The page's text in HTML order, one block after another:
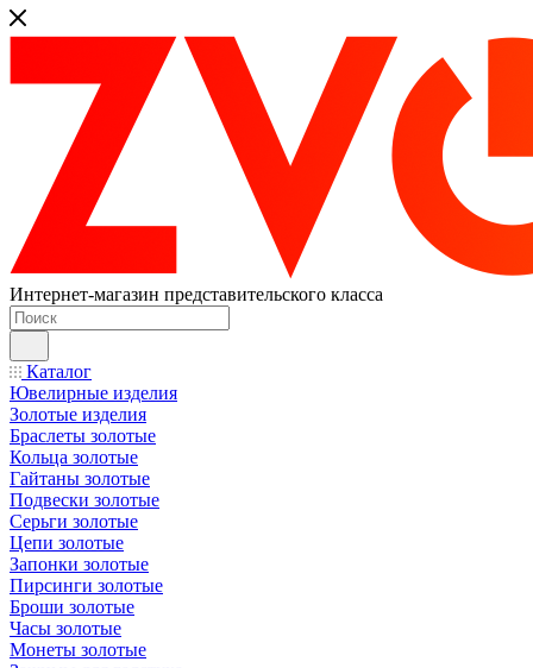
Интернет-магазин представительского класса
Каталог
Ювелирные изделия
Золотые изделия
Браслеты золотые
Кольца золотые
Гайтаны золотые
Подвески золотые
Серьги золотые
Цепи золотые
Запонки золотые
Пирсинги золотые
Броши золотые
Часы золотые
Монеты золотые